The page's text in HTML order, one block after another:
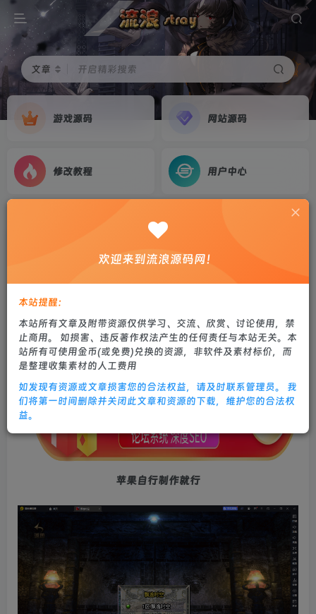
文章 开启精彩搜索
游戏源码 网站源码
修改教程 用户中心
3年前更新
0 798 25
苹果自行制作就行
欢迎来到流浪源码网！
本站提醒：
本站所有文章及附带资源仅供学习、交流、欣赏、讨论使用，禁
止商用。 如损害、违反著作权法产生的任何责任与本站无关。本
站所有可使用金币(或免费)兑换的资源，非软件及素材标价，而
是整理收集素材的人工费用
如发现有资源或文章损害您的合法权益，请及时联系管理员。 我
们将第一时间删除并关闭此文章和资源的下载，维护您的合法权
益。